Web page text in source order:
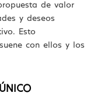
de valor
y deseos
Esto
con ellos y los